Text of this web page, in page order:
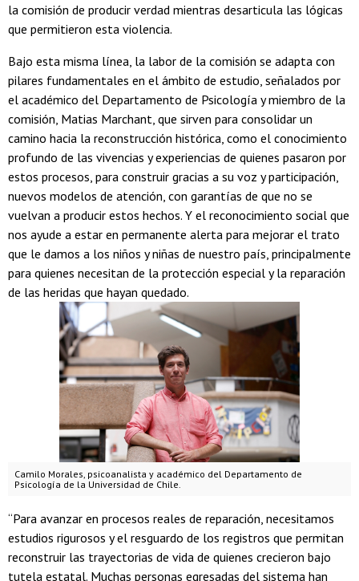
la comisión de producir verdad mientras desarticula las lógicas
que permitieron esta violencia.
Bajo esta misma línea, la labor de la comisión se adapta con
pilares fundamentales en el ámbito de estudio, señalados por
el académico del Departamento de Psicología y miembro de la
comisión, Matias Marchant, que sirven para consolidar un
camino hacia la reconstrucción histórica, como el conocimiento
profundo de las vivencias y experiencias de quienes pasaron por
estos procesos, para construir gracias a su voz y participación,
nuevos modelos de atención, con garantías de que no se
vuelvan a producir estos hechos. Y el reconocimiento social que
nos ayude a estar en permanente alerta para mejorar el trato
que le damos a los niños y niñas de nuestro país, principalmente
para quienes necesitan de la protección especial y la reparación
de las heridas que hayan quedado.
Camilo Morales, psicoanalista y académico del Departamento de
Psicología de la Universidad de Chile.
“Para avanzar en procesos reales de reparación, necesitamos
estudios rigurosos y el resguardo de los registros que permitan
reconstruir las trayectorias de vida de quienes crecieron bajo
tutela estatal. Muchas personas egresadas del sistema han